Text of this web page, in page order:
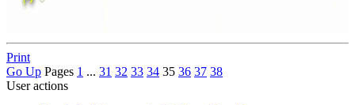
Print
Go Up Pages 1 ... 31 32 33 34 35 36 37 38
User actions